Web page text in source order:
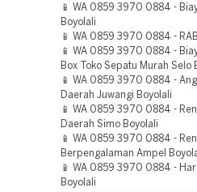
📱 WA 0859 3970 0884 -
Boyolali
📱 WA 0859 3970 0884 -
📱 WA 0859 3970 0884 -
Box Toko Sepatu Murah Selo
📱 WA 0859 3970 0884 -
Daerah Juwangi Boyolali
📱 WA 0859 3970 0884 -
Daerah Simo Boyolali
📱 WA 0859 3970 0884 -
Berpengalaman Ampel
📱 WA 0859 3970 0884 -
Boyolali